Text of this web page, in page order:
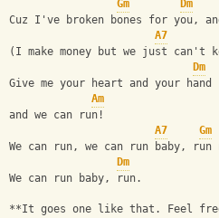
Gm Dm
Cuz I've broken bones for you,
A7
(I make money but we just can't
Dm
Give me your heart and your hand
Am
and we can run!
A7
Gm
We can run, we can run baby, run
Dm
We can run baby, run.
**It goes one like that. Feel